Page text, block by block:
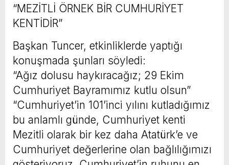
“MEZİTLİ ÖRNEK BİR CUMHURİYET
KENTİDİR”
Başkan Tuncer, etkinliklerde yaptığı
konuşmada şunları söyledi:
“Ağız dolusu haykıracağız; 29 Ekim
Cumhuriyet Bayramımız kutlu olsun”
“Cumhuriyet’in 101’inci yılını kutladığımız
bu anlamlı günde, Cumhuriyet kenti
Mezitli olarak bir kez daha Atatürk’e ve
Cumhuriyet değerlerine olan bağlılığımızı